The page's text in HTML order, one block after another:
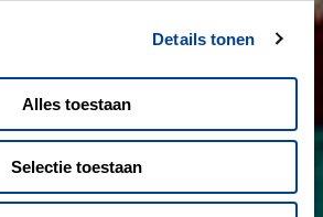
Details tonen
Alles toestaan
Selectie toestaan